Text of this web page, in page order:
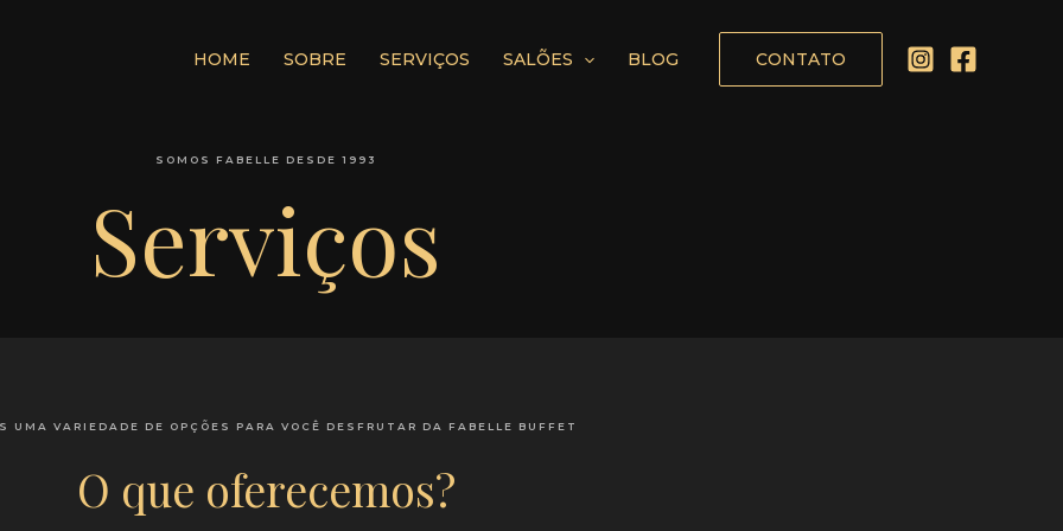
HOME SOBRE SERVIÇOS SALÕES BLOG CONTATO
SOMOS FABELLE DESDE 1993
Serviços
UMA VARIEDADE DE OPÇÕES PARA VOCÊ DESFRUTAR DA FABELLE BUFFET
O que oferecemos?